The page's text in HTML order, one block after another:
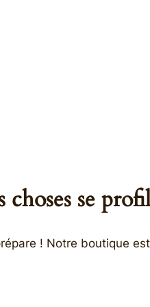
choses se
! Notre boutique